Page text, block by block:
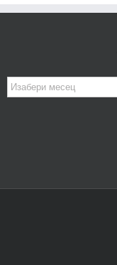
Архива
чланака